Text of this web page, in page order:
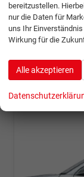
46.531,–
incl. 19% MwSt.
Verbrauch
CO2 -Klasse:E
bereitzustellen.
nur die Daten für
uns Ihr
Wirkung für die
Alle akzeptieren